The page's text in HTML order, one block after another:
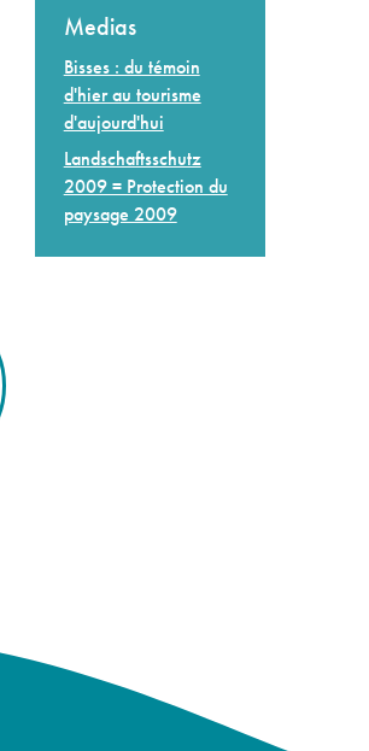
Medias
Bisses : du témoin
d'hier au tourisme
d'aujourd'hui
Landschaftsschutz
2009 = Protection du
paysage 2009